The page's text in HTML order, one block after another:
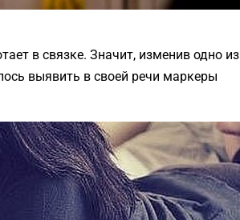
в связке. Значит, изменив одно из
выявить в своей речи маркеры